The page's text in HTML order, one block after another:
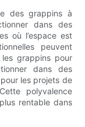
des grappins à
dans des
où l’espace est
peuvent
les grappins pour
dans des
les projets de
polyvalence
rentable dans